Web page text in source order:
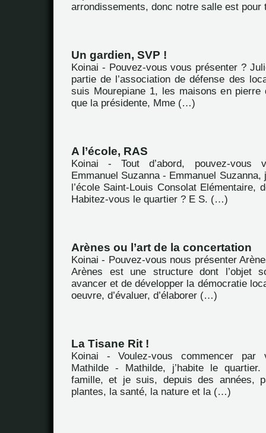
arrondissements, donc notre salle est
Un gardien, SVP !
Koinai - Pouvez-vous vous présenter ?
partie de l’association de défense des
suis Mourepiane 1, les maisons en pierre
que la présidente, Mme (…)
A l’école, RAS
Koinai - Tout d’abord, pouvez-vous
Emmanuel Suzanna - Emmanuel
l’école Saint-Louis Consolat Elémentaire,
Habitez-vous le quartier ? E S. (…)
Arènes ou l’art de la concertation
Koinai - Pouvez-vous nous présenter
Arènes est une structure dont l’objet
avancer et de développer la démocratie
oeuvre, d’évaluer, d’élaborer (…)
La Tisane Rit !
Koinai - Voulez-vous commencer par
Mathilde - Mathilde, j’habite le
famille, et je suis, depuis des années,
plantes, la santé, la nature et la (…)